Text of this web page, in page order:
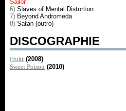
Sailor
6) Slaves of Mental Distortion
7) Beyond Andromeda
8) Satan (outro)
DISCOGRAPHIE
Flukt (2008)
Sweet Poison (2010)